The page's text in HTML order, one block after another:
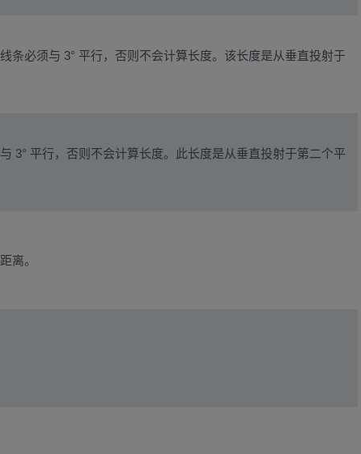
条必须与 3° 平行，否则不会计算长度。该长度是从垂直投射于
3° 平行，否则不会计算长度。此长度是从垂直投射于第二个平
离。